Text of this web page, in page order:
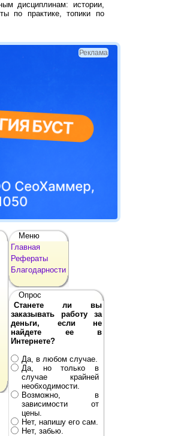
дисциплинам: истории,
по практике, топики по
Реклама
Меню
Главная
Рефераты
Благодарности
Опрос
Станете ли вы
заказывать работу за
деньги, если не
найдете ее в
Интернете?
Да, в любом случае.
Да, но только в
случае крайней
необходимости.
Возможно, в
зависимости от
цены.
Нет, напишу его сам.
Нет, забью.